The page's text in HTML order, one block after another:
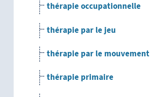
thérapie occupationnelle
thérapie par le jeu
thérapie par le mouvement
thérapie primaire